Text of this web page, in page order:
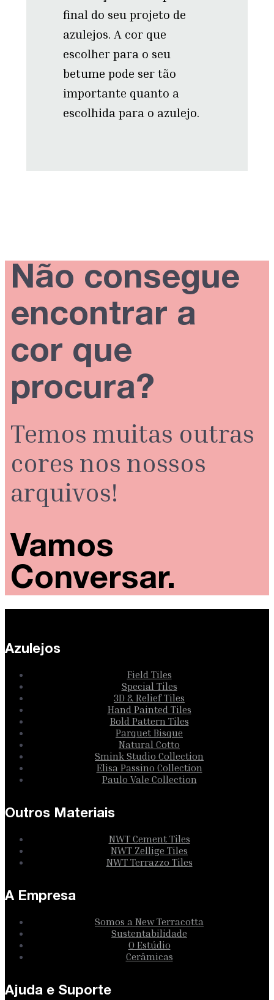
final do seu projeto de
azulejos. A cor que
escolher para o seu
betume pode ser tão
importante quanto a
escolhida para o azulejo.
Não consegue
encontrar a
cor que
procura?
Temos muitas outras
cores nos nossos
arquivos!
Vamos
Conversar.
Azulejos
Field Tiles
Special Tiles
3D & Relief Tiles
Hand Painted Tiles
Bold Pattern Tiles
Parquet Bisque
Natural Cotto
Smink Studio Collection
Elisa Passino Collection
Paulo Vale Collection
Outros Materiais
NWT Cement Tiles
NWT Zellige Tiles
NWT Terrazzo Tiles
A Empresa
Somos a New Terracotta
Sustentabilidade
O Estúdio
Cerâmicas
Ajuda e Suporte